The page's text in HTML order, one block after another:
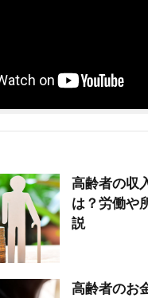
高齢者の収
は？労働や
説
高齢者のお